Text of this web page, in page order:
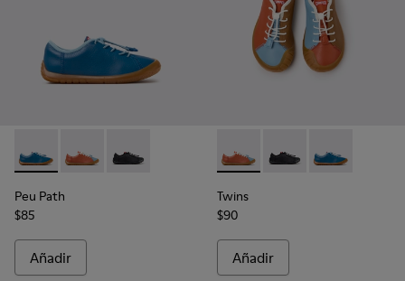
Peu Path - K800707-002 - Zapatillas de piel azules para
Peu Path - K800707-008 - Zapatillas multicolor de
Peu Path - K800707-007 - Zapatillas negras
Peu Path
$85
Añadir
Twins - K800707-008 -
Twins - K800707-
Twins -
Twins
$90
Añadir